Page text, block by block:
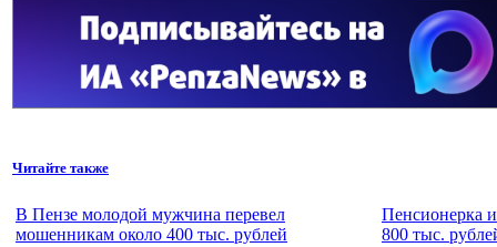
Читайте также
В Пензе молодой мужчина перевел
мошенникам около 400 тыс. рублей
Пенсионерка
800 тыс.